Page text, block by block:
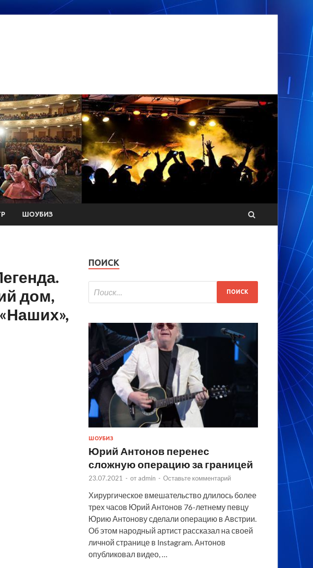
ШОУБИЗ
дом,
ПОИСК
ШОУБИЗ
Юрий Антонов перенес
сложную операцию за границей
23.07.2021 - от admin - Оставьте комментарий
Хирургическое вмешательство длилось более
трех часов Юрий Антонов 76-летнему певцу
Юрию Антонову сделали операцию в Австрии.
Об этом народный артист рассказал на своей
личной странице в Instagram. Антонов
опубликовал видео, …